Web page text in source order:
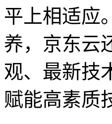
平上相适应
养，京东云
观、最新技
赋能高素质